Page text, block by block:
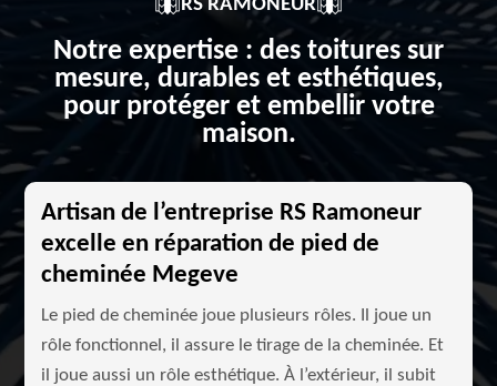
RS RAMONEUR
Notre expertise : des toitures sur
mesure, durables et esthétiques,
pour protéger et embellir votre
maison.
Artisan de l’entreprise RS Ramoneur
excelle en réparation de pied de
cheminée Megeve
Le pied de cheminée joue plusieurs rôles. Il joue un
rôle fonctionnel, il assure le tirage de la cheminée. Et
il joue aussi un rôle esthétique. À l’extérieur, il subit